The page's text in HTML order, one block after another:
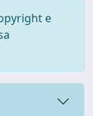
e